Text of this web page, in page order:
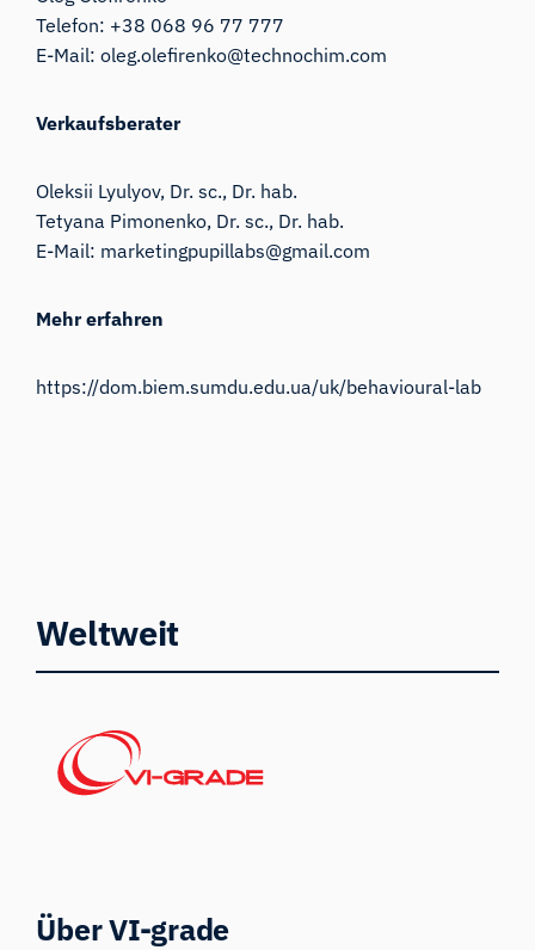
Telefon: +38 068 96 77 777
E-Mail:oleg.olefirenko@technochim.com
Verkaufsberater
Oleksii Lyulyov, Dr. sc., Dr. hab.
Tetyana Pimonenko, Dr. sc., Dr. hab.
E-Mail: marketingpupillabs@gmail.com
Mehr erfahren
https://dom.biem.sumdu.edu.ua/uk/behavioural-lab
Weltweit
Über VI-grade